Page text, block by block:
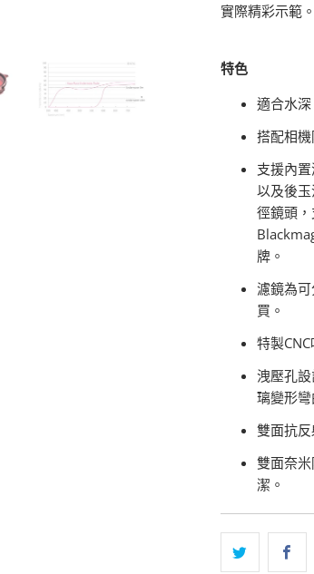
實際精彩示範。
特色
適合水
搭配相
支援內
以及後
徑鏡頭
牌。
濾鏡為
買。
特製
洩壓孔
璃變形彎
雙面抗
雙面奈
潔。